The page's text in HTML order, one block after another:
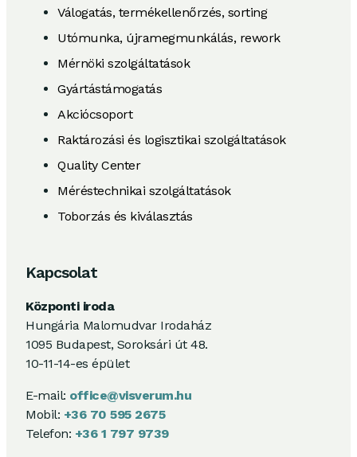
Válogatás, termékellenőrzés, sorting
Utómunka, újramegmunkálás, rework
Mérnöki szolgáltatások
Gyártástámogatás
Akciócsoport
Raktározási és logisztikai szolgáltatások
Quality Center
Méréstechnikai szolgáltatások
Toborzás és kiválasztás
Kapcsolat
Központi iroda
Hungária Malomudvar Irodaház
1095 Budapest, Soroksári út 48.
10-11-14-es épület
E-mail: office@visverum.hu
Mobil: +36 70 595 2675
Telefon: +36 1 797 9739